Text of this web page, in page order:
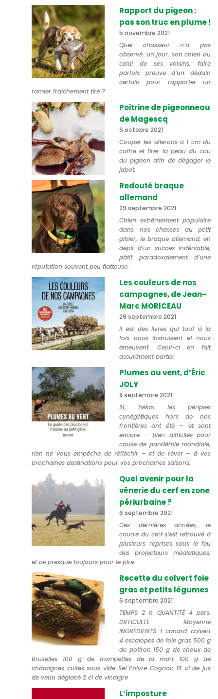
Rapport du pigeon :
pas son truc en plume !
5 novembre 2021
Quel chasseur n’a pas
observé, un jour, son chien ou
celui de ses voisins, faire
parfois preuve d’un dédain
certain pour rapporter un
ramier fraîchement tiré ?
Poitrine de pigeonneau
de Magescq
6 octobre 2021
Couper les ailerons à 1 cm du
coffre et tirer la peau du cou
du pigeon afin de dégager le
jabot.
Redouté braque
allemand
29 septembre 2021
Chien extrêmement populaire
dans nos chasses au petit
gibier, le braque allemand, en
dépit d’un succès indéniable,
pâtit paradoxalement d’une
réputation souvent peu flatteuse.
Les couleurs de nos
campagnes, de Jean-
Marc MORICEAU
29 septembre 2021
Il est des livres qui tout à la
fois nous instruisent et nous
émeuvent. Celui-ci en fait
assurément partie.
Plumes au vent, d’Éric
JOLY
8 septembre 2021
Si, hélas, les périples
cynégétiques hors de nos
frontières ont été – et sont
encore – bien difficiles pour
cause de pandémie mondiale,
rien ne vous empêche de réfléchir – et de rêver – à vos
prochaines destinations pour vos prochaines saisons.
Quel avenir pour la
vénerie du cerf en zone
périurbaine ?
6 septembre 2021
Ces dernières années, le
courre du cerf s’est retrouvé à
plusieurs reprises sous le feu
des projecteurs médiatiques,
et ce presque toujours pour le pire.
Recette du colvert foie
gras et petits légumes
6 septembre 2021
TEMPS 2 h QUANTITÉ 4 pers.
DIFFICULTÉ Moyenne
INGRÉDIENTS 1 canard colvert
4 escalopes de foie gras 500 g
de potiron 150 g de choux de
Bruxelles 100 g de trompettes de la mort 100 g de
châtaignes cuites sous vide Sel Poivre Cognac 15 cl de jus
de veau déglacé 2 cl de vinaigre
L’imposture